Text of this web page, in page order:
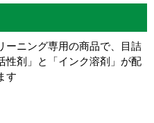
ーニング専用の商品で、目詰
性剤」と「インク溶剤」が配
す